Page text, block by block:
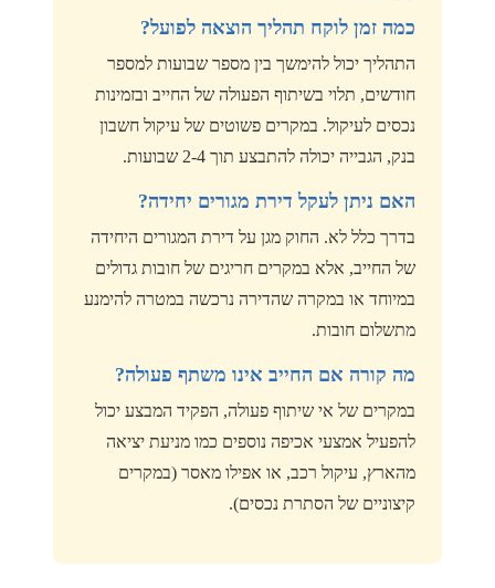
כמה זמן לוקח תהליך הוצאה לפועל?
התהליך יכול להימשך בין מספר שבועות למספר
חודשים, תלוי בשיתוף הפעולה של החייב ובזמינות
נכסים לעיקול. במקרים פשוטים של עיקול חשבון
בנק, הגבייה יכולה להתבצע תוך 2-4 שבועות.
האם ניתן לעקל דירת מגורים יחידה?
בדרך כלל לא. החוק מגן על דירת המגורים היחידה
של החייב, אלא במקרים חריגים של חובות גדולים
במיוחד או במקרה שהדירה נרכשה במטרה להימנע
מתשלום חובות.
מה קורה אם החייב אינו משתף פעולה?
במקרים של אי שיתוף פעולה, הפקיד המבצע יכול
להפעיל אמצעי אכיפה נוספים כמו מניעת יציאה
מהארץ, עיקול רכב, או אפילו מאסר (במקרים
קיצוניים של הסתרת נכסים).